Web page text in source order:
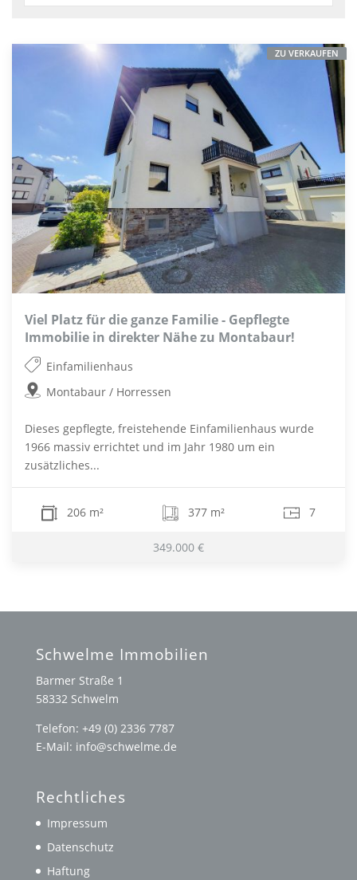
Viel Platz für die ganze Familie - Gepflegte
Immobilie in direkter Nähe zu Montabaur!
Einfamilienhaus
Montabaur / Horressen
Dieses gepflegte, freistehende Einfamilienhaus wurde
1966 massiv errichtet und im Jahr 1980 um ein
zusätzliches...
206 m² 377 m² 7
349.000 €
ZU VERKAUFEN
Schwelme Immobilien
Barmer Straße 1
58332 Schwelm
Telefon: +49 (0) 2336 7787
E-Mail: info@schwelme.de
Rechtliches
Impressum
Datenschutz
Haftung